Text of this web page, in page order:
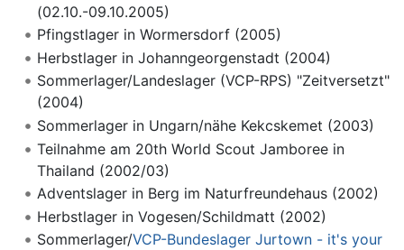
(02.10.-09.10.2005)
Pfingstlager in Wormersdorf (2005)
Herbstlager in Johanngeorgenstadt (2004)
Sommerlager/Landeslager (VCP-RPS) "Zeitversetzt"
(2004)
Sommerlager in Ungarn/nähe Kekcskemet (2003)
Teilnahme am 20th World Scout Jamboree in
Thailand (2002/03)
Adventslager in Berg im Naturfreundehaus (2002)
Herbstlager in Vogesen/Schildmatt (2002)
Sommerlager/VCP-Bundeslager Jurtown - it's your